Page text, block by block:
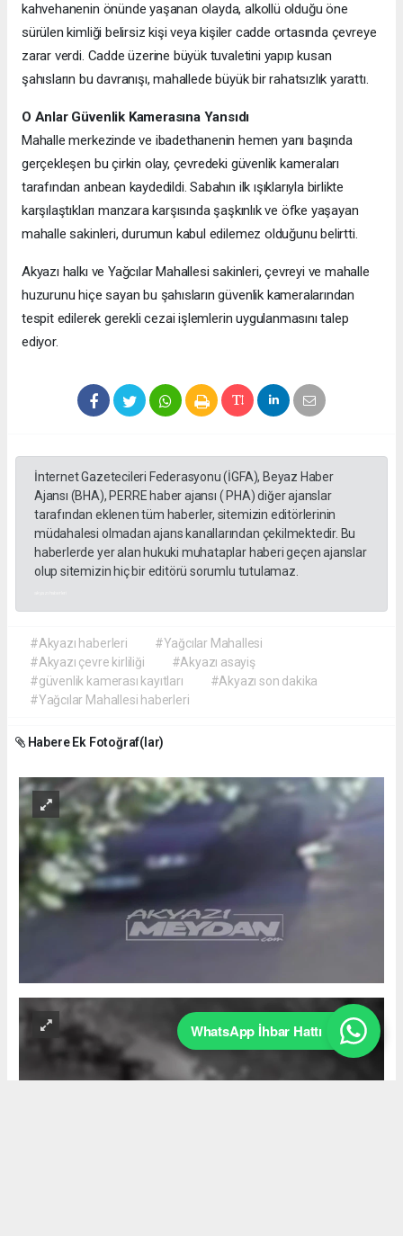
kahvehanenin önünde yaşanan olayda, alkollü olduğu öne
sürülen kimliği belirsiz kişi veya kişiler cadde ortasında çevreye
zarar verdi. Cadde üzerine büyük tuvaletini yapıp kusan
şahısların bu davranışı, mahallede büyük bir rahatsızlık yarattı.
O Anlar Güvenlik Kamerasına Yansıdı
Mahalle merkezinde ve ibadethanenin hemen yanı başında
gerçekleşen bu çirkin olay, çevredeki güvenlik kameraları
tarafından anbean kaydedildi. Sabahın ilk ışıklarıyla birlikte
karşılaştıkları manzara karşısında şaşkınlık ve öfke yaşayan
mahalle sakinleri, durumun kabul edilemez olduğunu belirtti.
Akyazı halkı ve Yağcılar Mahallesi sakinleri, çevreyi ve mahalle
huzurunu hiçe sayan bu şahısların güvenlik kameralarından
tespit edilerek gerekli cezai işlemlerin uygulanmasını talep
ediyor.
İnternet Gazetecileri Federasyonu (İGFA), Beyaz Haber
Ajansı (BHA), PERRE haber ajansı ( PHA) diğer ajanslar
tarafından eklenen tüm haberler, sitemizin editörlerinin
müdahalesi olmadan ajans kanallarından çekilmektedir. Bu
haberlerde yer alan hukuki muhataplar haberi geçen ajanslar
olup sitemizin hiç bir editörü sorumlu tutulamaz.
#Akyazı haberleri
#Yağcılar Mahallesi
#Akyazı çevre kirliliği
#Akyazı asayiş
#güvenlik kamerası kayıtları
#Akyazı son dakika
#Yağcılar Mahallesi haberleri
Habere Ek Fotoğraf(lar)
WhatsApp İhbar Hattı